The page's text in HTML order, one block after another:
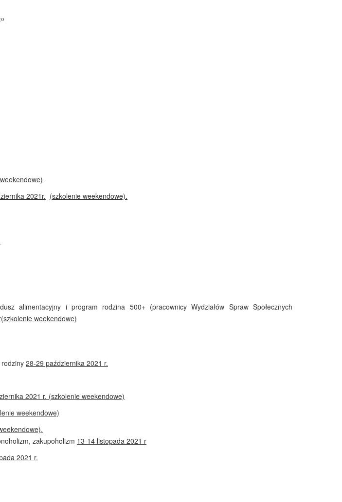
2021r. (szkolenie weekendowe).
alimentacyjny i program rodzina 500+ (pracownicy Wydziałów Spraw Społecznych
(szkolenie weekendowe)
28-29 października 2021 r.
2021 r. (szkolenie weekendowe)
weekendowe)
zakupoholizm 13-14 listopada 2021 r
2021 r.